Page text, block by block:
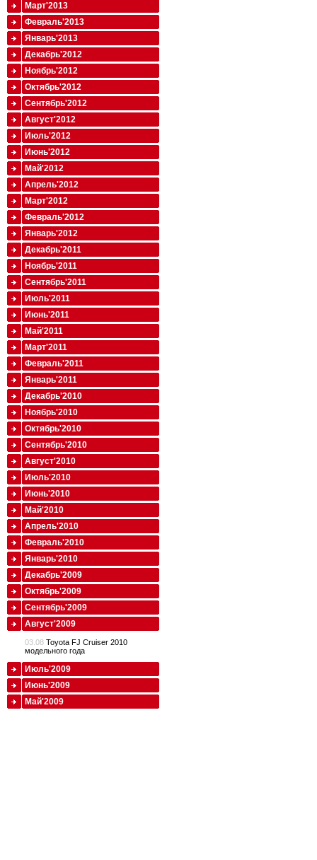
Март'2013
Февраль'2013
Январь'2013
Декабрь'2012
Ноябрь'2012
Октябрь'2012
Сентябрь'2012
Август'2012
Июль'2012
Июнь'2012
Май'2012
Апрель'2012
Март'2012
Февраль'2012
Январь'2012
Декабрь'2011
Ноябрь'2011
Сентябрь'2011
Июль'2011
Июнь'2011
Май'2011
Март'2011
Февраль'2011
Январь'2011
Декабрь'2010
Ноябрь'2010
Октябрь'2010
Сентябрь'2010
Август'2010
Июль'2010
Июнь'2010
Май'2010
Апрель'2010
Февраль'2010
Январь'2010
Декабрь'2009
Октябрь'2009
Сентябрь'2009
Август'2009
03.08 Toyota FJ Cruiser 2010
модельного года
Июль'2009
Июнь'2009
Май'2009